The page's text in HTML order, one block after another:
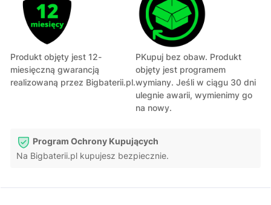
Produkt objęty jest 12-
miesięczną gwarancją
realizowaną przez Bigbaterii.pl.
PKupuj bez obaw. Produkt
objęty jest programem
wymiany. Jeśli w ciągu 30 dni
ulegnie awarii, wymienimy go
na nowy.
Program Ochrony Kupujących
Na Bigbaterii.pl kupujesz bezpiecznie.